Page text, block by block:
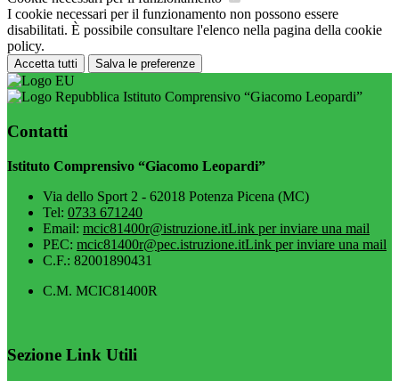
I cookie necessari per il funzionamento non possono essere
disabilitati. È possibile consultare l'elenco nella pagina della cookie
policy.
Accetta tutti Salva le preferenze
Istituto Comprensivo “Giacomo Leopardi”
Contatti
Istituto Comprensivo “Giacomo Leopardi”
Via dello Sport 2 - 62018 Potenza Picena (MC)
Tel: 0733 671240
Email: mcic81400r@istruzione.itLink per inviare una mail
PEC: mcic81400r@pec.istruzione.itLink per inviare una mail
C.F.: 82001890431
C.M. MCIC81400R
Sezione Link Utili